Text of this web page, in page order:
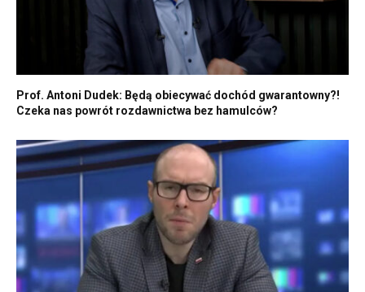
Prof. Antoni Dudek: Będą obiecywać dochód gwarantowny?!
Czeka nas powrót rozdawnictwa bez hamulców?